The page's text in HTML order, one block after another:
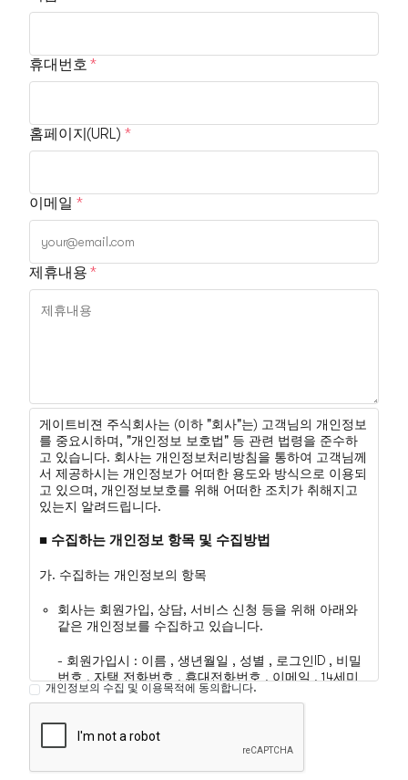
휴대번호
홈페이지(URL)
이메일
제휴내용
게이트비젼 주식회사는 (이하 "회사"는) 고객님의 개인정보
를 중요시하며, "개인정보 보호법" 등 관련 법령을 준수하
고 있습니다. 회사는 개인정보처리방침을 통하여 고객님께
서 제공하시는 개인정보가 어떠한 용도와 방식으로 이용되
고 있으며, 개인정보보호를 위해 어떠한 조치가 취해지고
있는지 알려드립니다.
■ 수집하는 개인정보 항목 및 수집방법
가. 수집하는 개인정보의 항목
회사는 회원가입, 상담, 서비스 신청 등을 위해 아래와
같은 개인정보를 수집하고 있습니다.
- 회원가입시 : 이름 , 생년월일 , 성별 , 로그인ID , 비밀
번호 , 자택 전화번호 , 휴대전화번호 , 이메일 , 14세미
만 가입 자의 경우 법정대리인의 정보
- 서비스 신청시 : 주소, 결제 정보
개인정보의 수집 및 이용목적에 동의합니다.